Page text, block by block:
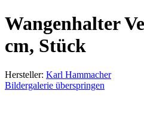
Wangenhalter
cm, Stück
Hersteller: Karl Hammacher
Bildergalerie überspringen